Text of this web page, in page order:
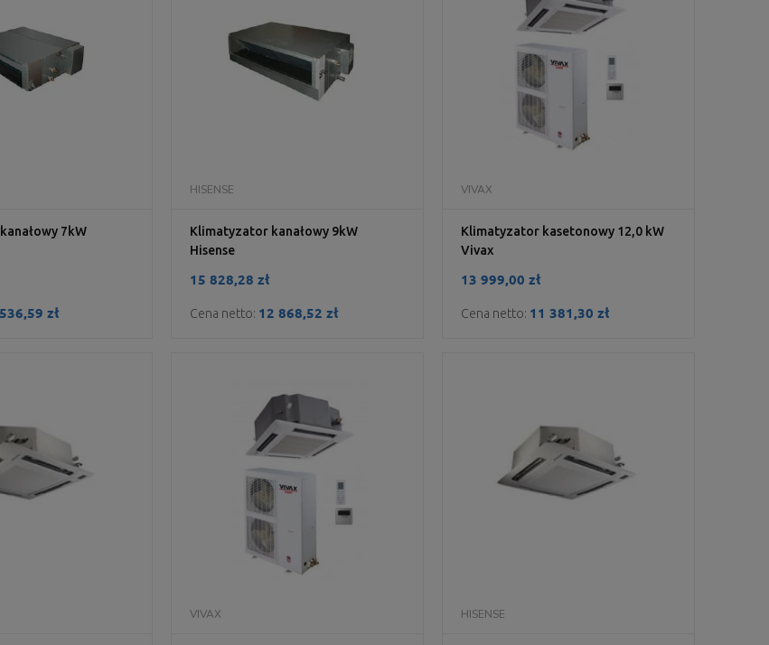
7kW
zł
Klimatyzator kanałowy 9kW
Hisense
HISENSE
15 828,28 zł
Cena netto: 12 868,52 zł
Klimatyzator kasetonowy 12,0 kW
Vivax
VIVAX
13 999,00 zł
Cena netto: 11 381,30 zł
VIVAX HISENSE